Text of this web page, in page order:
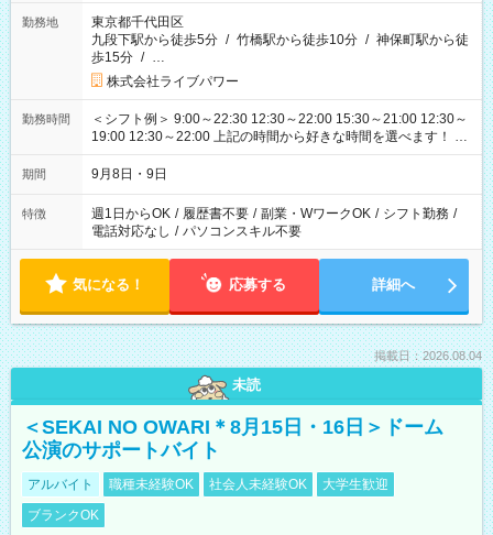
勤務地
東京都千代田区
九段下駅から徒歩5分 / 竹橋駅から徒歩10分 / 神保町駅から徒
歩15分 / …
株式会社ライブパワー
勤務時間
＜シフト例＞ 9:00～22:30 12:30～22:00 15:30～21:00 12:30～
19:00 12:30～22:00 上記の時間から好きな時間を選べます！ ※
時間は変更となる可能性があります
期間 9月8日・9日
特徴 週1日からOK / 履歴書不要 / 副業・WワークOK / シフト勤務 /
電話対応なし / パソコンスキル不要
気になる！ 応募する 詳細へ
掲載日：2026.08.04
未読
＜SEKAI NO OWARI＊8月15日・16日＞ドーム
公演のサポートバイト
アルバイト 職種未経験OK 社会人未経験OK
大学生歓迎
ブランクOK